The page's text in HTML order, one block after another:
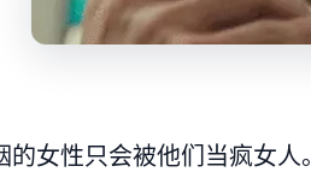
的女性只会被他们当疯女人。